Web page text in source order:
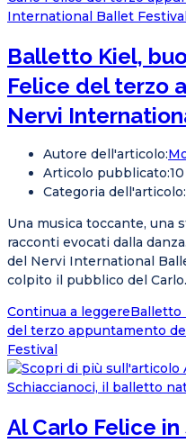
Balletto Kiel,
Felice del terzo
Nervi
Autore dell'articolo:
Articolo pubblicato:
Categoria dell'articolo:
Una musica toccante, una
racconti evocati dalla
del Nervi International
colpito il pubblico del
Continua a leggereBalletto
del terzo appuntamento
Festival
Al Carlo Felice